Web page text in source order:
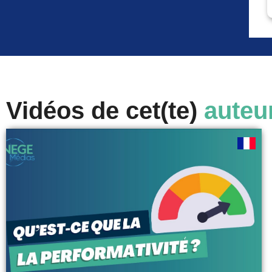
Vidéos de cet(te)